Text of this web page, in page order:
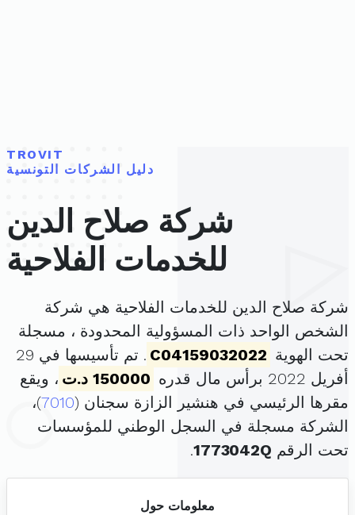
TROVIT
دليل الشركات التونسية
شركة صلاح الدين
للخدمات الفلاحية
شركة صلاح الدين للخدمات الفلاحية هي شركة
الشخص الواحد ذات المسؤولية المحدودة ، مسجلة
تحت الهوية C04159032022
. تم تأسيسها في 29
أفريل 2022 برأس مال قدره
150000 د.ت
، ويقع
مقرها الرئيسي في هنشير الزازة سجنان (7010)،
الشركة مسجلة في السجل الوطني للمؤسسات
تحت الرقم 1773042Q
.
معلومات حول